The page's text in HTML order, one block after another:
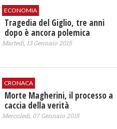
ECONOMIA
Tragedia del Giglio, tre anni
dopo è ancora polemica
Martedì, 13 Gennaio 2015
CRONACA
Morte Magherini, il processo a
caccia della verità
Mercoledì, 07 Gennaio 2015